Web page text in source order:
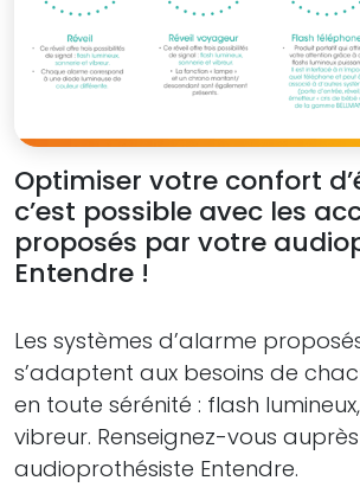
Optimiser votre confort
c’est possible avec les
proposés par votre
Entendre !
Les systèmes d’alarme
s’adaptent aux besoins de
en toute sérénité : flash
vibreur. Renseignez-vous
audioprothésiste Entendre.